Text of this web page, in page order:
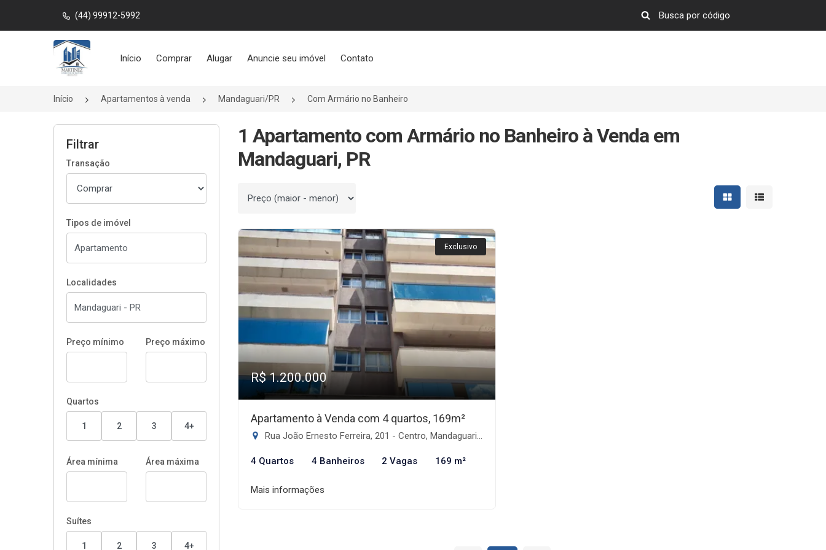
(44) 99912-5992
Página inicial
Início Comprar Alugar Anuncie seu imóvel Contato
Início Apartamentos à venda Mandaguari/PR Com Armário no Banheiro
Filtrar
Transação
Tipos de imóvel
Localidades
Preço mínimo Preço máximo
Quartos
1 2 3 4+
Área mínima Área máxima
Suítes
1 2 3 4+
1 Apartamento com Armário no Banheiro à Venda em
Mandaguari, PR
Ordenar por Mostrar resultados em
Mostrar
Exclusivo
R$ 1.200.000
Apartamento à Venda com 4 quartos, 169m²
Rua João Ernesto Ferreira, 201 - Centro, Mandaguari-PR
4 Quartos 4 Banheiros 2 Vagas 169 m²
Mais informações